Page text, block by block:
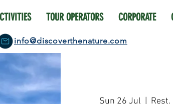
TOUR OPERATORS CORPORATE
info@discoverthenature.com
Sun 26 Jul